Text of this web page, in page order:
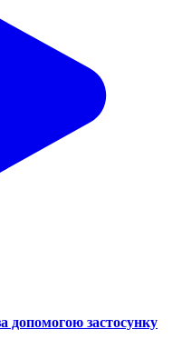
допомогою застосунку